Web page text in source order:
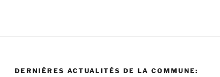
DERNIÈRES ACTUALITÉS DE LA COMMUNE: